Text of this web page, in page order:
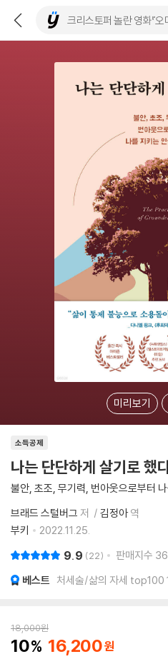
미리보기
소득공제
나는 단단하게 살기로 했
불안, 초조, 무기력, 번아웃으로부터
브래드 스털버그 저 김정아역
부키
2022.11.25.
9.9 22 판매지수 36
베스트 처세술/삶의 자세 top100
18,000원
10 16,200